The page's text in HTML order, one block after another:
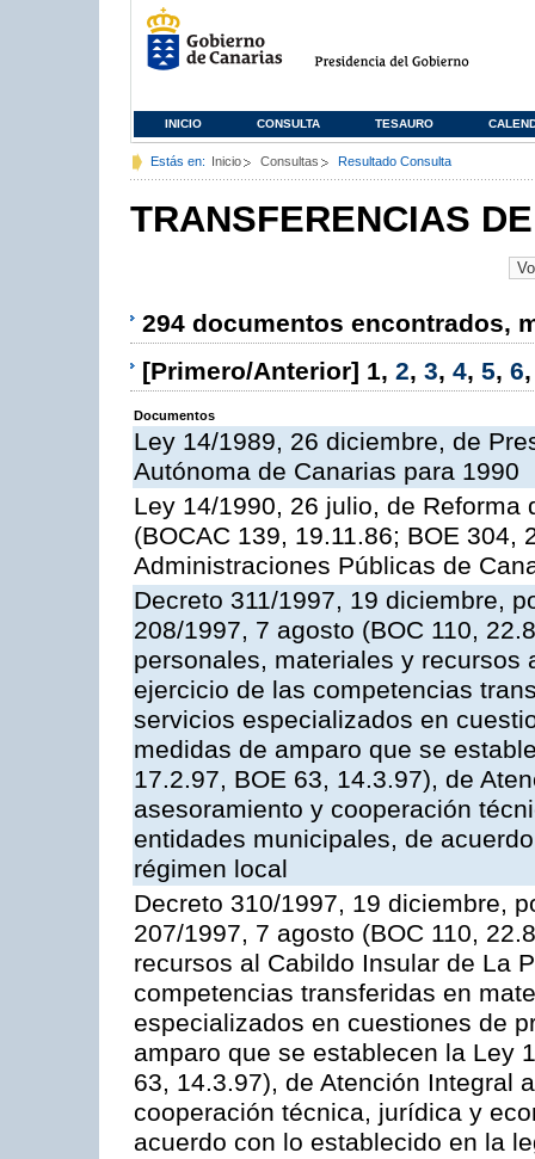
INICIO CONSULTA TESAURO
Estás en: Inicio Consultas Resultado Consulta
TRANSFERENCIAS
294 documentos encontrados,
[Primero/Anterior] 1, 2, 3, 4, 5, 6
Documentos
Ley 14/1989, 26 diciembre, de
Autónoma de Canarias para 1990
Ley 14/1990, 26 julio, de
(BOCAC 139, 19.11.86; BOE
Administraciones Públicas de
Decreto 311/1997, 19 diciembre,
208/1997, 7 agosto (BOC 110,
personales, materiales y recursos
ejercicio de las competencias
servicios especializados en
medidas de amparo que se
17.2.97, BOE 63, 14.3.97), de
asesoramiento y cooperación
entidades municipales, de
régimen local
Decreto 310/1997, 19 diciembre,
207/1997, 7 agosto (BOC 110,
recursos al Cabildo Insular de La
competencias transferidas en
especializados en cuestiones de
amparo que se establecen la Ley
63, 14.3.97), de Atención Integral
cooperación técnica, jurídica y
acuerdo con lo establecido en la